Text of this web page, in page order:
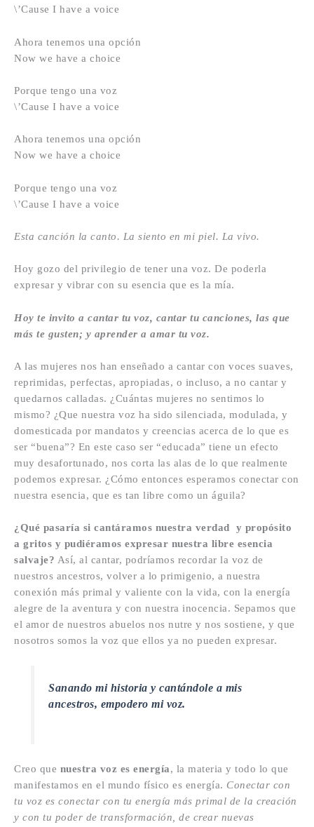
\’Cause I have a voice
Ahora tenemos una opción
Now we have a choice
Porque tengo una voz
\’Cause I have a voice
Ahora tenemos una opción
Now we have a choice
Porque tengo una voz
\’Cause I have a voice
Esta canción la canto. La siento en mi piel. La vivo.
Hoy gozo del privilegio de tener una voz. De poderla
expresar y vibrar con su esencia que es la mía.
Hoy te invito a cantar tu voz, cantar tu canciones, las que
más te gusten; y aprender a amar tu voz.
A las mujeres nos han enseñado a cantar con voces suaves,
reprimidas, perfectas, apropiadas, o incluso, a no cantar y
quedarnos calladas. ¿Cuántas mujeres no sentimos lo
mismo? ¿Que nuestra voz ha sido silenciada, modulada, y
domesticada por mandatos y creencias acerca de lo que es
ser “buena”? En este caso ser “educada” tiene un efecto
muy desafortunado, nos corta las alas de lo que realmente
podemos expresar. ¿Cómo entonces esperamos conectar con
nuestra esencia, que es tan libre como un águila?
¿Qué pasaría si cantáramos nuestra verdad y propósito
a gritos y pudiéramos expresar nuestra libre esencia
salvaje? Así, al cantar, podríamos recordar la voz de
nuestros ancestros, volver a lo primigenio, a nuestra
conexión más primal y valiente con la vida, con la energía
alegre de la aventura y con nuestra inocencia. Sepamos que
el amor de nuestros abuelos nos nutre y nos sostiene, y que
nosotros somos la voz que ellos ya no pueden expresar.
Sanando mi historia y cantándole a mis
ancestros, empodero mi voz.
Creo que nuestra voz es energía, la materia y todo lo que
manifestamos en el mundo físico es energía. Conectar con
tu voz es conectar con tu energía más primal de la creación
y con tu poder de transformación, de crear nuevas